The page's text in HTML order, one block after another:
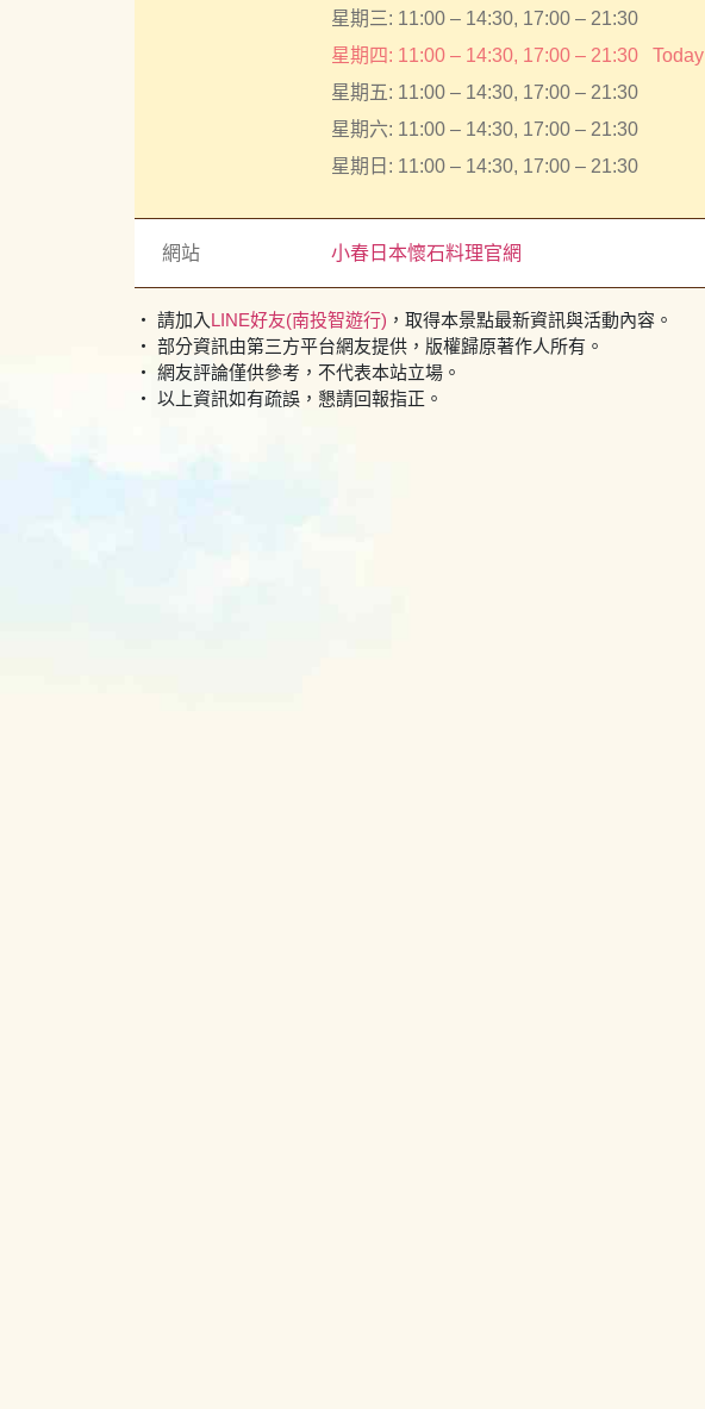
星期三: 11:00 – 14:30, 17:00 – 21:30
星期四: 11:00 – 14:30, 17:00 – 21:30
Today
星期五: 11:00 – 14:30, 17:00 – 21:30
星期六: 11:00 – 14:30, 17:00 – 21:30
星期日: 11:00 – 14:30, 17:00 – 21:30
網站 小春日本懷石料理官網
・ 請加入 LINE好友(南投智遊行) ，取得本景點最新資訊與活動內容。
・ 部分資訊由第三方平台網友提供，版權歸原著作人所有。
・ 網友評論僅供參考，不代表本站立場。
・ 以上資訊如有疏誤，懇請回報指正。